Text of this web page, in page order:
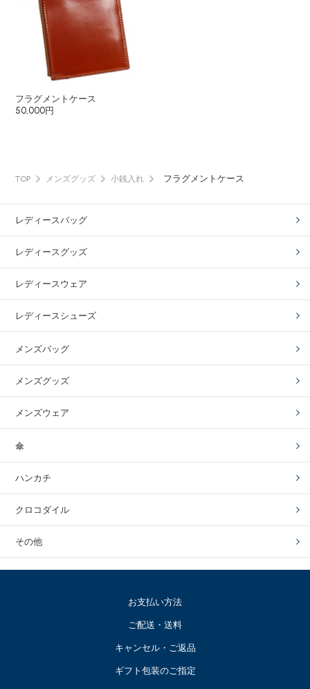
フラグメントケース
50,000円
TOP メンズグッズ 小銭入れ フラグメントケース
レディースバッグ
レディースグッズ
レディースウェア
レディースシューズ
メンズバッグ
メンズグッズ
メンズウェア
傘
ハンカチ
クロコダイル
その他
お支払い方法
ご配送・送料
キャンセル・ご返品
ギフト包装のご指定